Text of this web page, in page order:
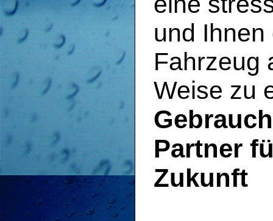
und
Fahrzeug
Weise zu
Partner
Zukunft